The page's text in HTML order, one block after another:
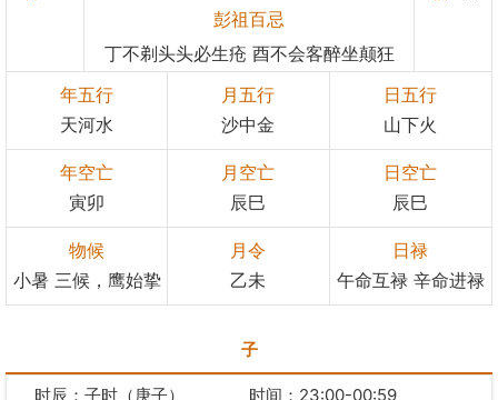
彭祖百忌
丁不剃头头必生疮 酉不会客醉坐颠狂
年五行
天河水
月五行
沙中金
日五行
山下火
年空亡
寅卯
月空亡
辰巳
日空亡
辰巳
物候
小暑 三候，鹰始挚
月令
乙未
日禄
午命互禄 辛命进禄
子
时辰：子时（庚子）
时间：23:00-00:59